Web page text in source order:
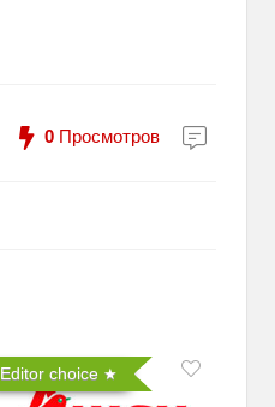
0 Просмотров
Editor choice